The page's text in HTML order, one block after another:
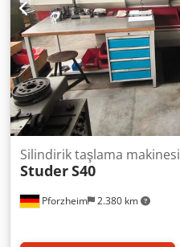
Pforzheim 2.380 km
Silindirik taşlama makinesi
StuderS40